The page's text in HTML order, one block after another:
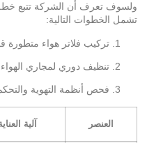
ولسوف تعرف أن الشركة تتبع
تشمل الخطوات التالية:
تركيب فلاتر هواء متطورة
تنظيف دوري لمجاري الهواء
فحص أنظمة التهوية
العنصر آلية